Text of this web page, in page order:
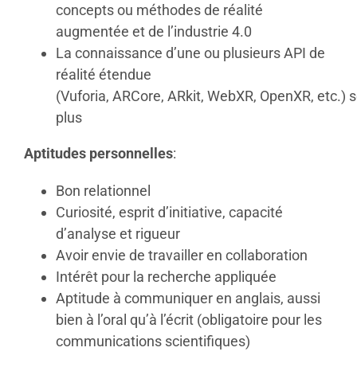
concepts ou méthodes de réalité
augmentée et de l’industrie 4.0
La connaissance d’une ou plusieurs API de
réalité étendue
(Vuforia, ARCore, ARkit, WebXR, OpenXR, etc.)
plus
Aptitudes personnelles:
Bon relationnel
Curiosité, esprit d’initiative, capacité
d’analyse et rigueur
Avoir envie de travailler en collaboration
Intérêt pour la recherche appliquée
Aptitude à communiquer en anglais, aussi
bien à l’oral qu’à l’écrit (obligatoire pour les
communications scientifiques)